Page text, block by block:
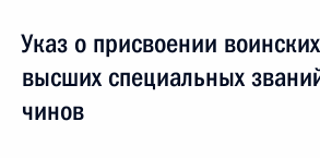
Указ о присвоении
высших специальных
чинов